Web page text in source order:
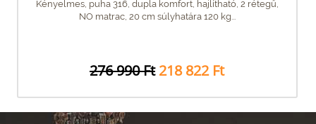
Kényelmes, puha 316, dupla komfort, hajlítható, 2 rétegű,
NO matrac, 20 cm súlyhatára 120 kg...
276 990 Ft 218 822 Ft